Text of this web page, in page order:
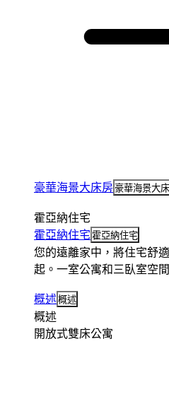
豪華海景大床房豪華海景大
霍亞納住宅
霍亞納住宅 霍亞納住宅
您的遠離家中，將住宅舒
起。一室公寓和三臥室空
概述概述
概述
開放式雙床公寓